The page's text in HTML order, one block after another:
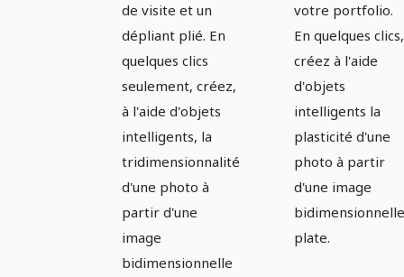
Version 2
de visite et un
dépliant plié. En
quelques clics
seulement, créez,
à l'aide d'objets
intelligents, la
tridimensionnalité
d'une photo à
partir d'une
image
bidimensionnelle
plié -
Version 3
votre portfolio.
En quelques clics,
créez à l'aide
d'objets
intelligents la
plasticité d'une
photo à partir
d'une image
bidimensionnelle
plate.